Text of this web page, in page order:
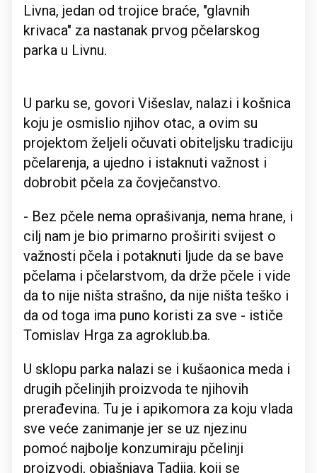
Livna, jedan od trojice braće, "glavnih
krivaca" za nastanak prvog pčelarskog
parka u Livnu.
U parku se, govori Višeslav, nalazi i košnica
koju je osmislio njihov otac, a ovim su
projektom željeli očuvati obiteljsku tradiciju
pčelarenja, a ujedno i istaknuti važnost i
dobrobit pčela za čovječanstvo.
- Bez pčele nema oprašivanja, nema hrane, i
cilj nam je bio primarno proširiti svijest o
važnosti pčela i potaknuti ljude da se bave
pčelama i pčelarstvom, da drže pčele i vide
da to nije ništa strašno, da nije ništa teško i
da od toga ima puno koristi za sve - ističe
Tomislav Hrga za agroklub.ba.
U sklopu parka nalazi se i kušaonica meda i
drugih pčelinjih proizvoda te njihovih
prerađevina. Tu je i apikomora za koju vlada
sve veće zanimanje jer se uz njezinu
pomoć najbolje konzumiraju pčelinji
proizvodi, objašnjava Tadija, koji se